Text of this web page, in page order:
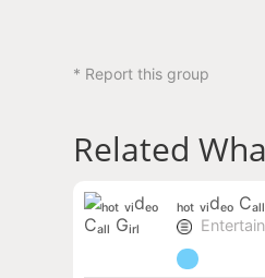
* Report this group
Related
ₕₒₜ ᵥᵢdₑₒ